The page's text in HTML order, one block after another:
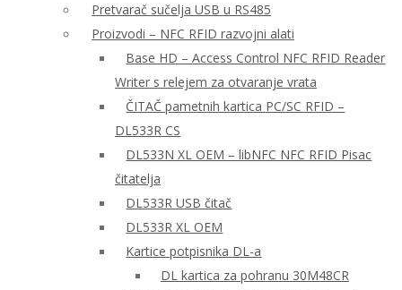
Pretvarač sučelja USB u RS485
Proizvodi – NFC RFID razvojni alati
Base HD – Access Control NFC RFID Reader
Writer s relejem za otvaranje vrata
ČITAČ pametnih kartica PC/SC RFID –
DL533R CS
DL533N XL OEM – libNFC NFC RFID Pisac
čitatelja
DL533R USB čitač
DL533R XL OEM
Kartice potpisnika DL-a
DL kartica za pohranu 30M48CR